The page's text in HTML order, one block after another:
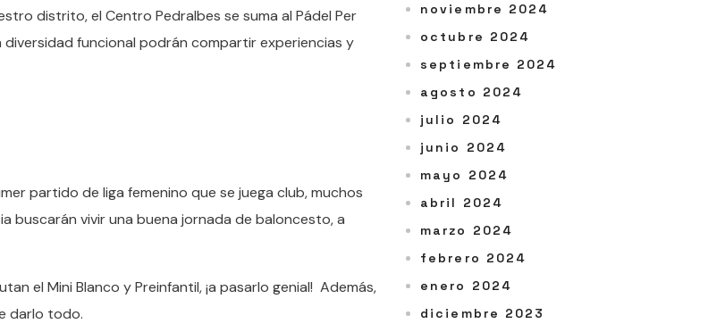
distrito, el Centro Pedralbes se suma al Pádel Per
funcional podrán compartir experiencias y
partido de liga femenino que se juega club, muchos
buscarán vivir una buena jornada de baloncesto, a
el Mini Blanco y Preinfantil, ¡a pasarlo genial! Además,
darlo todo.
noviembre 2024
octubre 2024
septiembre 2024
agosto 2024
julio 2024
junio 2024
mayo 2024
abril 2024
marzo 2024
febrero 2024
enero 2024
diciembre 2023